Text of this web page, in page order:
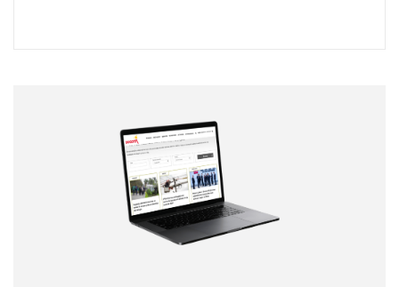
Correo electrónico
Tipo de comentario